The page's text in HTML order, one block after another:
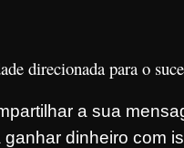
direcionada para o
a sua
dinheiro com